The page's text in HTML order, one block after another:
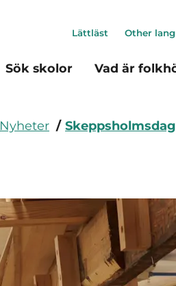
Sök skolor Vad är
Lättläst Other
Nyheter